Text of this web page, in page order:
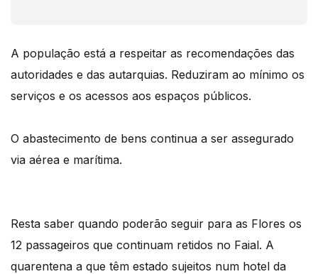
A população está a respeitar as recomendações das
autoridades e das autarquias. Reduziram ao mínimo os
serviços e os acessos aos espaços públicos.
O abastecimento de bens continua a ser assegurado
via aérea e marítima.
Resta saber quando poderão seguir para as Flores os
12 passageiros que continuam retidos no Faial. A
quarentena a que têm estado sujeitos num hotel da